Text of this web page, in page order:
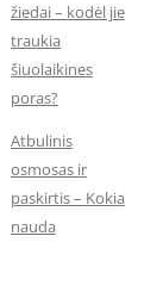
žiedai – kodėl jie
traukia
šiuolaikines
poras?
Atbulinis
osmosas ir
paskirtis – Kokia
nauda